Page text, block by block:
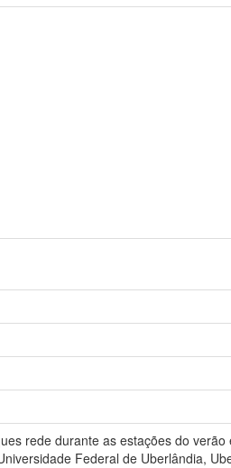
rede durante as estações do
Federal de Uberlândia,